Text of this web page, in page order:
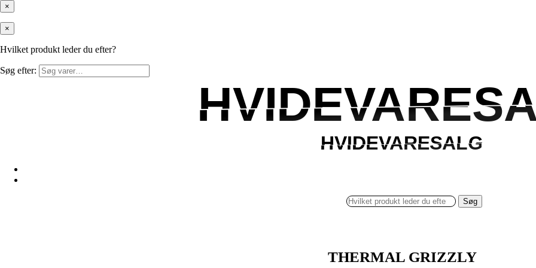
×
×
Hvilket produkt leder du efter?
Søg efter:
HVIDEVARESALG
HVIDEVARESALG
Søg
THERMAL GRIZZLY